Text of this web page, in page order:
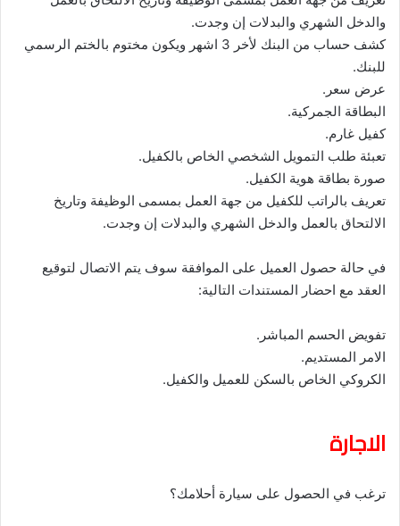
والدخل الشهري والبدلات إن وجدت.
كشف حساب من البنك لأخر 3 اشهر ويكون مختوم بالختم الرسمي
للبنك.
عرض سعر.
البطاقة الجمركية.
كفيل غارم.
تعبئة طلب التمويل الشخصي الخاص بالكفيل.
صورة بطاقة هوية الكفيل.
تعريف بالراتب للكفيل من جهة العمل بمسمى الوظيفة وتاريخ
الالتحاق بالعمل والدخل الشهري والبدلات إن وجدت.
في حالة حصول العميل على الموافقة سوف يتم الاتصال لتوقيع
العقد مع احضار المستندات التالية:
تفويض الحسم المباشر.
الامر المستديم.
الكروكي الخاص بالسكن للعميل والكفيل.
الاجارة
ترغب في الحصول على سيارة أحلامك؟